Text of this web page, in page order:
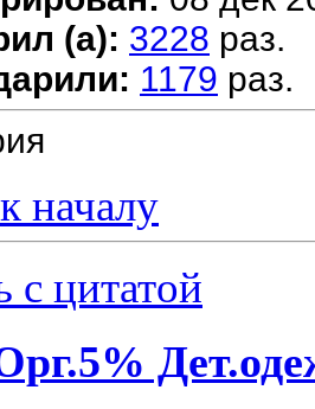
(а): 3228 раз.
1179 раз.
началу
с цитатой